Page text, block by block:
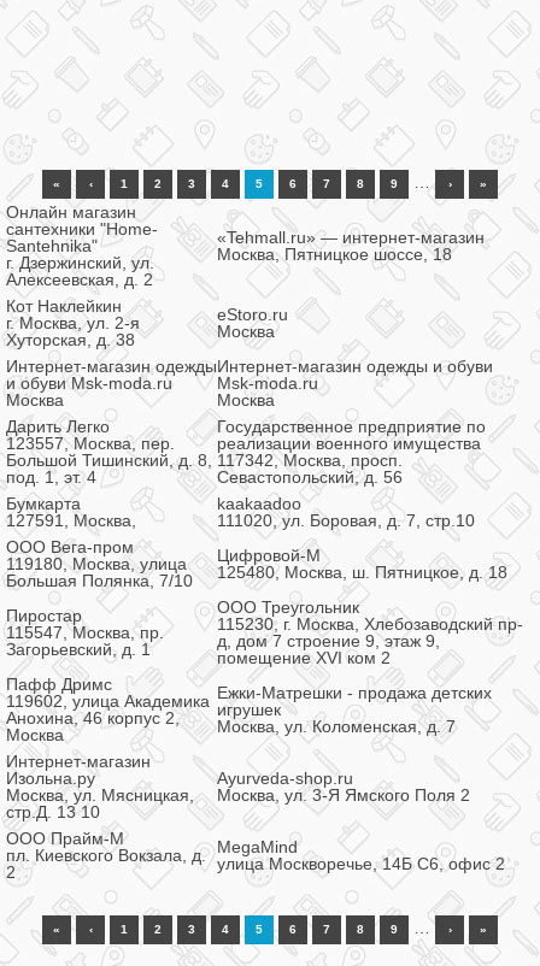
« ‹ 1 2 3 4 5 6 7 8 9 › »
Онлайн магазин
сантехники "Home-
Santehnika"
г. Дзержинский, ул.
Алексеевская, д. 2
«Tehmall.ru» — интернет-магазин
Москва, Пятницкое шоссе, 18
Кот Наклейкин
г. Москва, ул. 2-я
Хуторская, д. 38
eStoro.ru
Москва
Интернет-магазин одежды
и обуви Msk-moda.ru
Москва
Интернет-магазин одежды и обуви
Msk-moda.ru
Москва
Дарить Легко
123557, Москва, пер.
Большой Тишинский, д. 8,
под. 1, эт. 4
Государственное предприятие по
реализации военного имущества
117342, Москва, просп.
Севастопольский, д. 56
Бумкарта
127591, Москва,
kaakaadoo
111020, ул. Боровая, д. 7, стр.10
ООО Вега-пром
119180, Москва, улица
Большая Полянка, 7/10
Цифровой-М
125480, Москва, ш. Пятницкое, д. 18
Пиростар
115547, Москва, пр.
Загорьевский, д. 1
ООО Треугольник
115230, г. Москва, Хлебозаводский пр-
д, дом 7 строение 9, этаж 9,
помещение XVI ком 2
Пафф Дримс
119602, улица Академика
Анохина, 46 корпус 2,
Москва
Ежки-Матрешки - продажа детских
игрушек
Москва, ул. Коломенская, д. 7
Интернет-магазин
Изольна.ру
Москва, ул. Мясницкая,
стр.Д. 13 10
Ayurveda-shop.ru
Москва, ул. 3-Я Ямского Поля 2
OOO Прайм-М
пл. Киевского Вокзала, д.
2
MegaMind
улица Москворечье, 14Б С6, офис 2
« ‹ 1 2 3 4 5 6 7 8 9 › »